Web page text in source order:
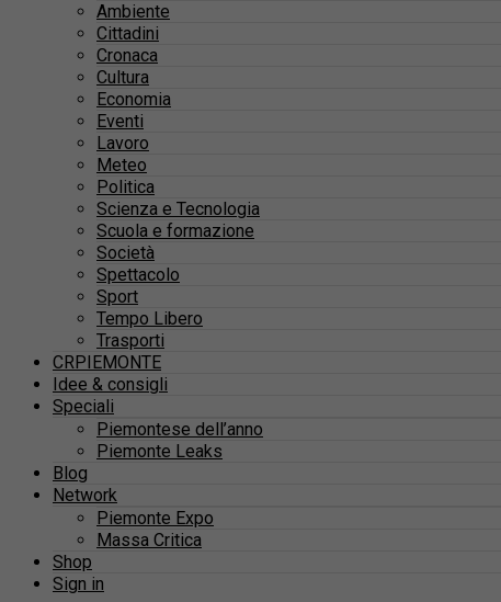
Ambiente
Cittadini
Cronaca
Cultura
Economia
Eventi
Lavoro
Meteo
Politica
Scienza e Tecnologia
Scuola e formazione
Società
Spettacolo
Sport
Tempo Libero
Trasporti
CRPIEMONTE
Idee & consigli
Speciali
Piemontese dell’anno
Piemonte Leaks
Blog
Network
Piemonte Expo
Massa Critica
Shop
Sign in